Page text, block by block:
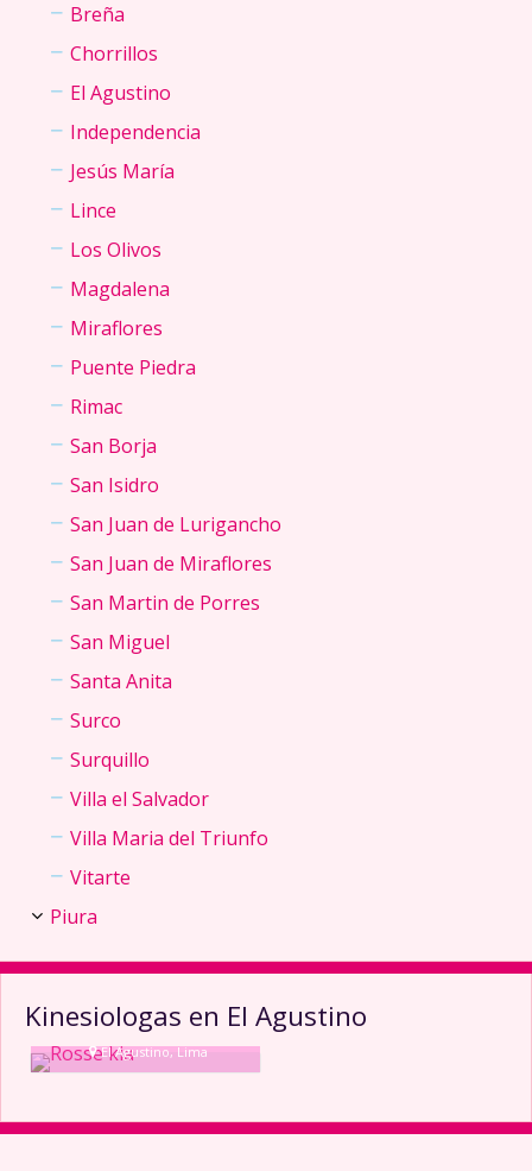
Kinesiologas en El Agustino
Rosse kia
El Agustino, Lima
Breña
Chorrillos
El Agustino
Independencia
Jesús María
Lince
Los Olivos
Magdalena
Miraflores
Puente Piedra
Rimac
San Borja
San Isidro
San Juan de Lurigancho
San Juan de Miraflores
San Martin de Porres
San Miguel
Santa Anita
Surco
Surquillo
Villa el Salvador
Villa Maria del Triunfo
Vitarte
Piura